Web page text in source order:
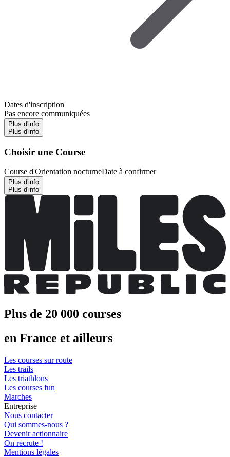
Dates d'inscription
Pas encore communiquées
Plus d'info
Plus d'info
Choisir une Course
Course d'Orientation nocturneDate à confirmer
Plus d'info
Plus d'info
Plus de 20 000 courses
en France et ailleurs
Les courses sur route
Les trails
Les triathlons
Les courses fun
Marches
Entreprise
Nous contacter
Qui sommes-nous ?
Devenir actionnaire
On recrute !
Mentions légales